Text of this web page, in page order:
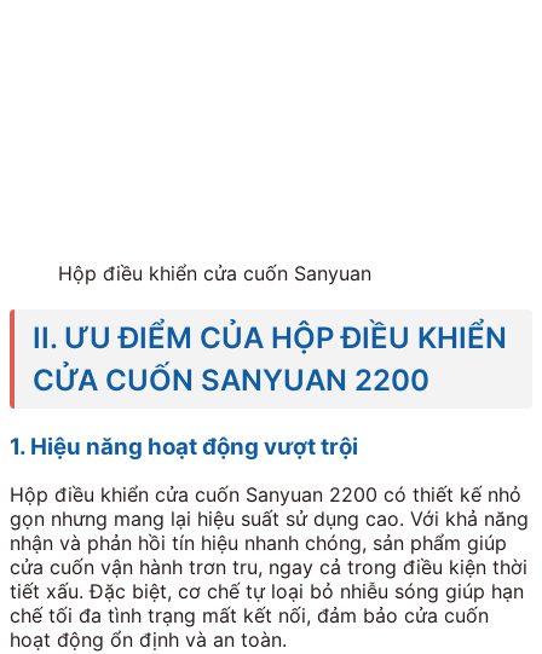
Hộp điều khiển cửa cuốn Sanyuan
II. ƯU ĐIỂM CỦA HỘP ĐIỀU KHIỂN
CỬA CUỐN SANYUAN 2200
1. Hiệu năng hoạt động vượt trội
Hộp điều khiển cửa cuốn Sanyuan 2200 có thiết kế nhỏ
gọn nhưng mang lại hiệu suất sử dụng cao. Với khả năng
nhận và phản hồi tín hiệu nhanh chóng, sản phẩm giúp
cửa cuốn vận hành trơn tru, ngay cả trong điều kiện thời
tiết xấu. Đặc biệt, cơ chế tự loại bỏ nhiễu sóng giúp hạn
chế tối đa tình trạng mất kết nối, đảm bảo cửa cuốn
hoạt động ổn định và an toàn.